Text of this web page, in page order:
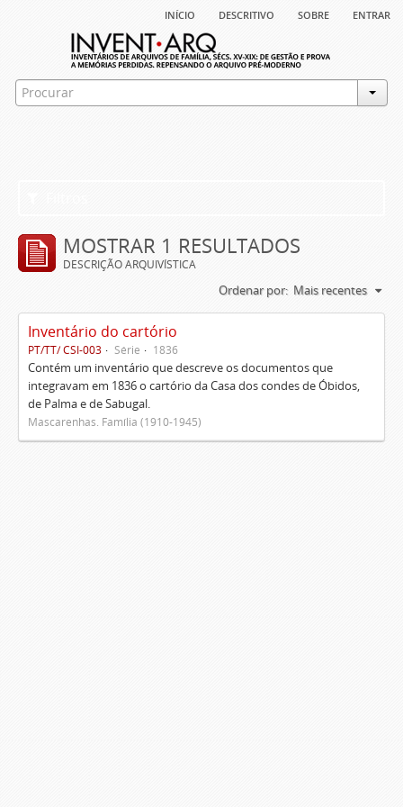
início descritivo sobre entrar
MOSTRAR 1 RESULTADOS
DESCRIÇÃO ARQUIVÍSTICA
Ordenar por: Mais recentes
Inventário do cartório
PT/TT/ CSI-003 Série 1836
Contém um inventário que descreve os documentos que
integravam em 1836 o cartório da Casa dos condes de Óbidos,
de Palma e de Sabugal.
Mascarenhas. Família (1910-1945)